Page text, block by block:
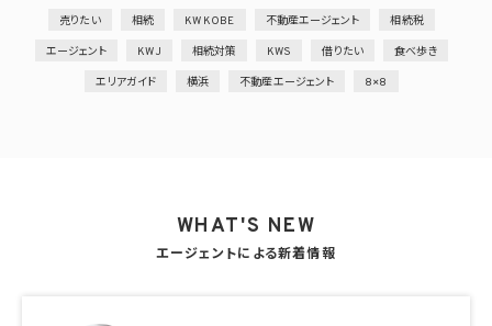
売りたい 相続 KW KOBE 不動産エージェント 相続税
エージェント KWJ 相続対策 KWS 借りたい 食べ歩き
エリアガイド 横浜 不動産エージェント 8×8
WHAT'S NEW
エージェントによる新着情報